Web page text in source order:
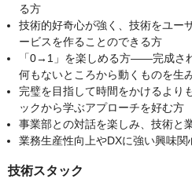
る方
技術的好奇心が強く、技術をユー
ービスを作ることのできる方
「0→1」を楽しめる方——完成さ
何もないところから動くものを生
完璧を目指して時間をかけるより
ックから学ぶアプローチを好む方
事業部との対話を楽しみ、技術と
業務生産性向上やDXに強い興味関
技術スタック